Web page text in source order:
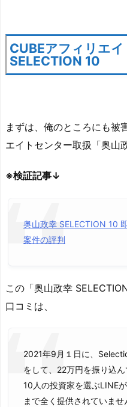
CUBEアフィリエ
SELECTION 10
まずは、俺のところにも被
エイトセンター取扱「奥山
※検証記事↓
奥山政幸 SELECTION 10
案件の評判
この「奥山政幸
口コミは、
2021年9月１日に、
をして、22万円を振り込
10人の投資家を選ぶLINE
まで全く提供されていま